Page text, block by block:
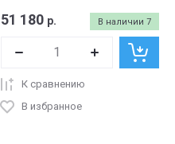
В наличии 7
51 180 р.
К сравнению
В избранное